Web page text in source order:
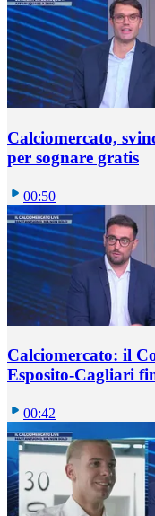
Calciomercato,
per sognare gratis
00:50
Calciomercato: il
Esposito-Cagliari
00:42